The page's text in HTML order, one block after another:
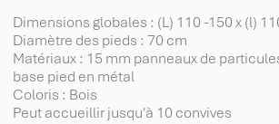
Dimensions globales : (L) 110 -150 x (l)
Diamètre des pieds : 70 cm
Matériaux : 15 mm panneaux de
base pied en métal
Coloris : Bois
Peut accueillir jusqu'à 10 convives